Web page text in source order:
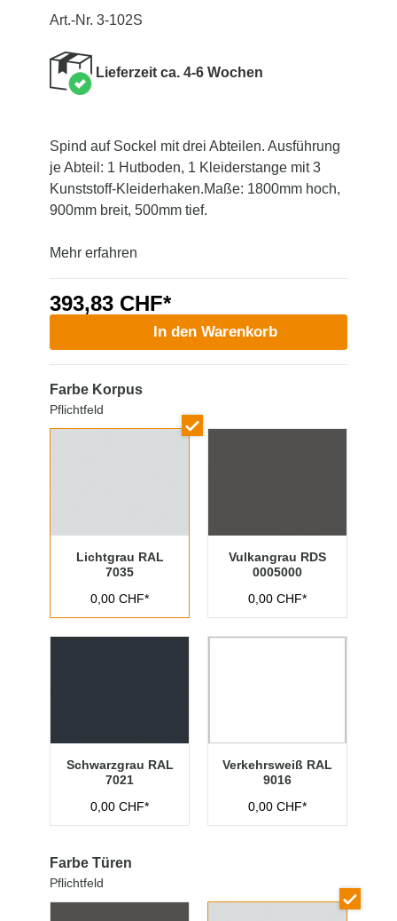
Art.-Nr. 3-102S
Lieferzeit ca. 4-6 Wochen
Spind auf Sockel mit drei Abteilen. Ausführung
je Abteil: 1 Hutboden, 1 Kleiderstange mit 3
Kunststoff-Kleiderhaken.Maße: 1800mm hoch,
900mm breit, 500mm tief.
Mehr erfahren
393,83 CHF*
In den Warenkorb
Farbe Korpus
Pflichtfeld
Lichtgrau RAL
7035
0,00 CHF*
Vulkangrau RDS
0005000
0,00 CHF*
Schwarzgrau RAL
7021
0,00 CHF*
Verkehrsweiß RAL
9016
0,00 CHF*
Farbe Türen
Pflichtfeld